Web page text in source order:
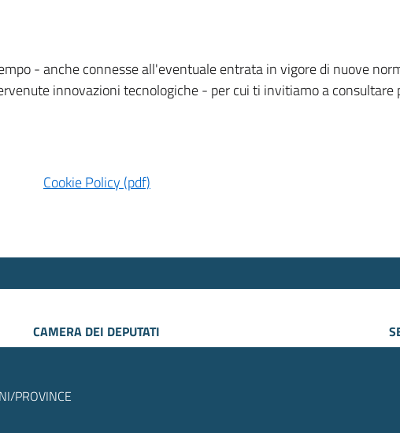
- anche connesse all'eventuale entrata in vigore di nuove
innovazioni tecnologiche - per cui ti invitiamo a consultare
Cookie Policy (pdf)
CAMERA DEI DEPUTATI
PROVINCE